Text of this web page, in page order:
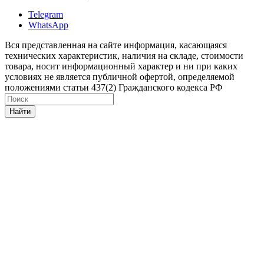
Telegram
WhatsApp
Вся представленная на сайте информация, касающаяся
технических характеристик, наличия на складе, стоимости
товара, носит информационный характер и ни при каких
условиях не является публичной офертой, определяемой
положениями статьи 437(2) Гражданского кодекса РФ
Найти